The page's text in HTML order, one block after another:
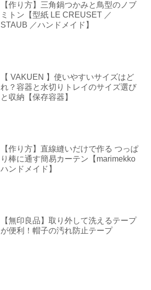
【作り方】三角鍋つかみと鳥型のノブ
ミトン【型紙 LE CREUSET ／
STAUB ／ハンドメイド】
【 VAKUEN 】使いやすいサイズはど
れ？容器と水切りトレイのサイズ選び
と収納【保存容器】
【作り方】直線縫いだけで作る つっぱ
り棒に通す簡易カーテン【marimekko
ハンドメイド】
【無印良品】取り外して洗えるテープ
が便利！帽子の汚れ防止テープ